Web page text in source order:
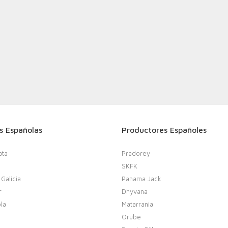
Españolas Productores Españoles
Pradorey
SKFK
Panama Jack
Dhyvana
Matarrania
Orube